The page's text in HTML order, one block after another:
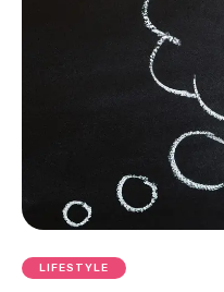
LIFESTYLE